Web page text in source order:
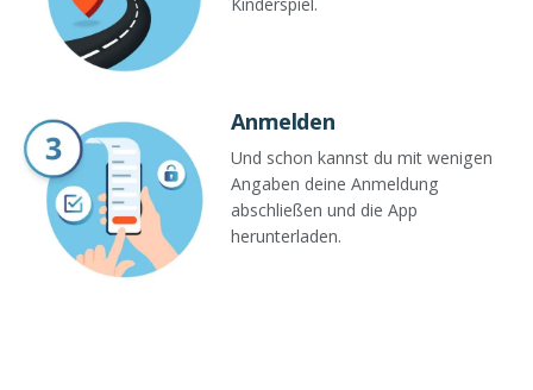
Anmelden
Und schon kannst du mit wenigen
Angaben deine Anmeldung
abschließen und die App
herunterladen.